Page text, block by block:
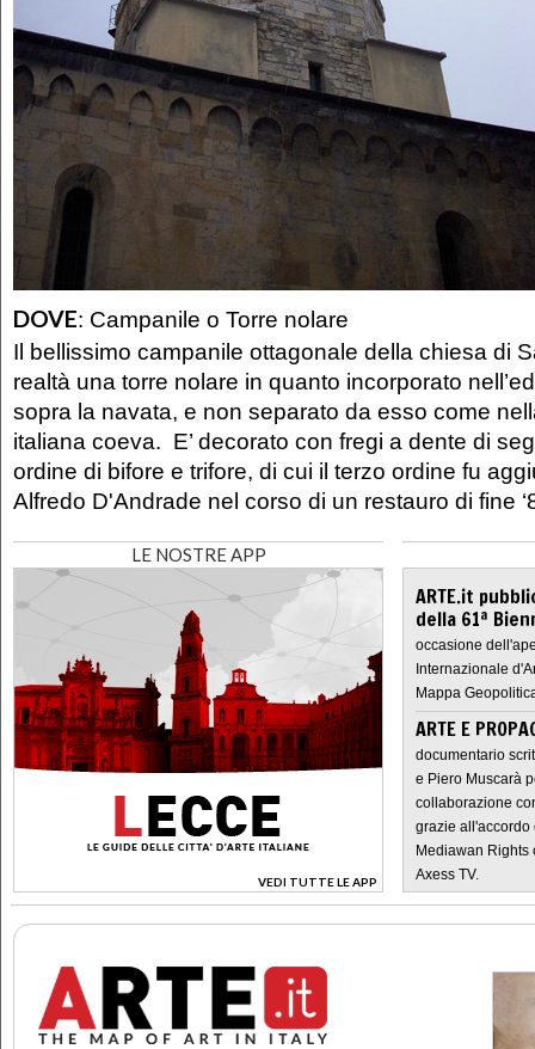
DOVE: Campanile o Torre nolare
Il bellissimo campanile ottagonale della chiesa di
realtà una torre nolare in quanto incorporato
sopra la navata, e non separato da esso come
italiana coeva. E’ decorato con fregi a dente di
ordine di bifore e trifore, di cui il terzo ordine fu
Alfredo D'Andrade nel corso di un restauro di fine
LE NOSTRE APP
VEDI TUTTE LE APP
>
ARTE.it
della 61ª
occasione
Internazionale
Mappa
ARTE E
documentario
e Piero Muscarà
collaborazione
grazie all'accordo
Mediawan Rights
Axess TV.